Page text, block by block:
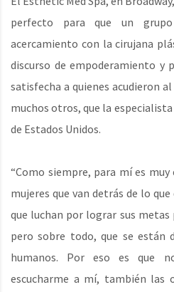
perfecto para que un
acercamiento con la cirujana
discurso de empoderamiento y
satisfecha a quienes acudieron
muchos otros, que la
de Estados Unidos.
“Como siempre, para mí es
mujeres que van detrás de lo
que luchan por lograr sus
pero sobre todo, que se están
humanos. Por eso es que
escucharme a mí, también las